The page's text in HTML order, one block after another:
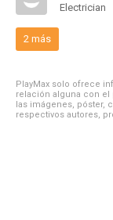
Electrician
2 más
PlayMax solo ofrece
relación alguna con el
las imágenes, póster,
respectivos autores,